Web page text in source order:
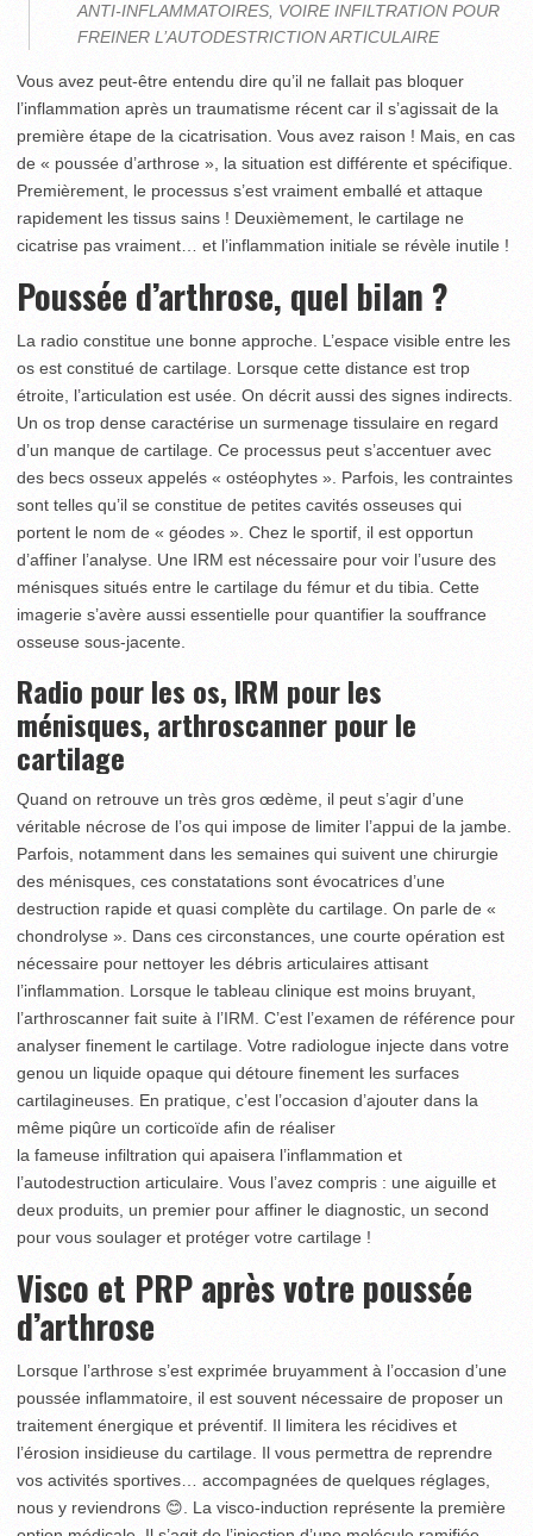
ANTI-INFLAMMATOIRES, VOIRE INFILTRATION POUR
FREINER L’AUTODESTRICTION ARTICULAIRE
Vous avez peut-être entendu dire qu’il ne fallait pas bloquer
l’inflammation après un traumatisme récent car il s’agissait de la
première étape de la cicatrisation. Vous avez raison ! Mais, en cas
de « poussée d’arthrose », la situation est différente et spécifique.
Premièrement, le processus s’est vraiment emballé et attaque
rapidement les tissus sains ! Deuxièmement, le cartilage ne
cicatrise pas vraiment… et l’inflammation initiale se révèle inutile !
Poussée d’arthrose, quel bilan ?
La radio constitue une bonne approche. L’espace visible entre les
os est constitué de cartilage. Lorsque cette distance est trop
étroite, l’articulation est usée. On décrit aussi des signes indirects.
Un os trop dense caractérise un surmenage tissulaire en regard
d’un manque de cartilage. Ce processus peut s’accentuer avec
des becs osseux appelés « ostéophytes ». Parfois, les contraintes
sont telles qu’il se constitue de petites cavités osseuses qui
portent le nom de « géodes ». Chez le sportif, il est opportun
d’affiner l’analyse. Une IRM est nécessaire pour voir l’usure des
ménisques situés entre le cartilage du fémur et du tibia. Cette
imagerie s’avère aussi essentielle pour quantifier la souffrance
osseuse sous-jacente.
Radio pour les os, IRM pour les
ménisques, arthroscanner pour le
cartilage
Quand on retrouve un très gros œdème, il peut s’agir d’une
véritable nécrose de l’os qui impose de limiter l’appui de la jambe.
Parfois, notamment dans les semaines qui suivent une chirurgie
des ménisques, ces constatations sont évocatrices d’une
destruction rapide et quasi complète du cartilage. On parle de «
chondrolyse ». Dans ces circonstances, une courte opération est
nécessaire pour nettoyer les débris articulaires attisant
l’inflammation. Lorsque le tableau clinique est moins bruyant,
l’arthroscanner fait suite à l’IRM. C’est l’examen de référence pour
analyser finement le cartilage. Votre radiologue injecte dans votre
genou un liquide opaque qui détoure finement les surfaces
cartilagineuses. En pratique, c’est l’occasion d’ajouter dans la
même piqûre un corticoïde afin de réaliser
la fameuse infiltration qui apaisera l’inflammation et
l’autodestruction articulaire. Vous l’avez compris : une aiguille et
deux produits, un premier pour affiner le diagnostic, un second
pour vous soulager et protéger votre cartilage !
Visco et PRP après votre poussée
d’arthrose
Lorsque l’arthrose s’est exprimée bruyamment à l’occasion d’une
poussée inflammatoire, il est souvent nécessaire de proposer un
traitement énergique et préventif. Il limitera les récidives et
l’érosion insidieuse du cartilage. Il vous permettra de reprendre
vos activités sportives… accompagnées de quelques réglages,
nous y reviendrons 😊. La visco-induction représente la première